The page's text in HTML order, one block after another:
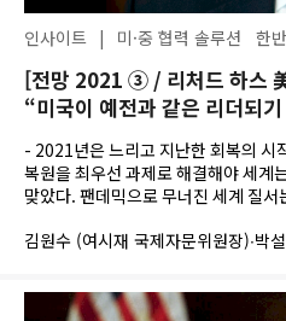
인사이트 | 미·중 협력 솔루션 한
[전망 2021 ③ / 리처드 하스
“미국이 예전과 같은 리더되
나뉘어졌다”
- 2021년은 느리고 지난한 회복의 시
복원을 최우선 과제로 해결해야 세계는 불확실성으로 가득 찬 2021년을
맞았다. 팬데믹으로 무너진 세계 질
김원수 (여시재 국제자문위원장)∙박